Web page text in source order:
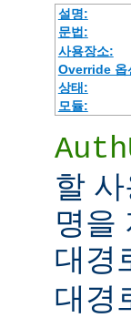
설명:
문법:
사용장소:
Override 옵
상태:
모듈:
할
명을
대경
대경